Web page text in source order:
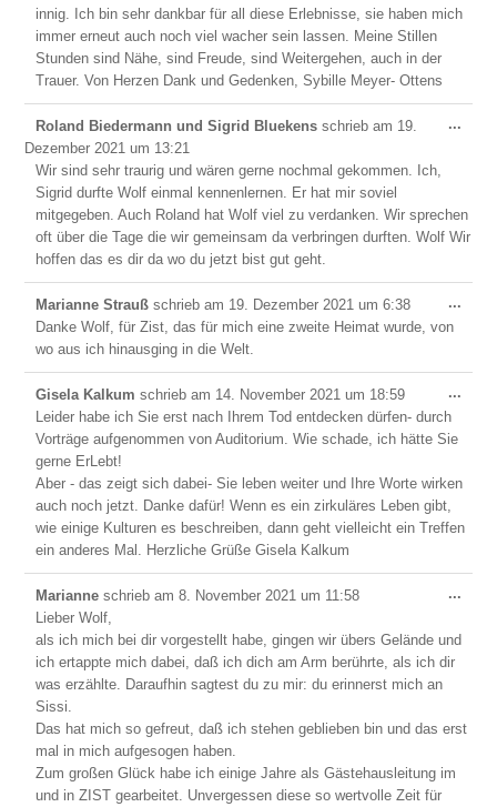
innig. Ich bin sehr dankbar für all diese Erlebnisse, sie haben mich
immer erneut auch noch viel wacher sein lassen. Meine Stillen
Stunden sind Nähe, sind Freude, sind Weitergehen, auch in der
Trauer. Von Herzen Dank und Gedenken, Sybille Meyer- Ottens
Roland Biedermann und Sigrid Bluekensschrieb am 19.
Dezember 2021 um 13:21
Wir sind sehr traurig und wären gerne nochmal gekommen. Ich,
Sigrid durfte Wolf einmal kennenlernen. Er hat mir soviel
mitgegeben. Auch Roland hat Wolf viel zu verdanken. Wir sprechen
oft über die Tage die wir gemeinsam da verbringen durften. Wolf Wir
hoffen das es dir da wo du jetzt bist gut geht.
...
Marianne Straußschrieb am 19. Dezember 2021 um 6:38
Danke Wolf, für Zist, das für mich eine zweite Heimat wurde, von
wo aus ich hinausging in die Welt.
...
Gisela Kalkumschrieb am 14. November 2021 um 18:59
Leider habe ich Sie erst nach Ihrem Tod entdecken dürfen- durch
Vorträge aufgenommen von Auditorium. Wie schade, ich hätte Sie
gerne ErLebt!
Aber - das zeigt sich dabei- Sie leben weiter und Ihre Worte wirken
auch noch jetzt. Danke dafür! Wenn es ein zirkuläres Leben gibt,
wie einige Kulturen es beschreiben, dann geht vielleicht ein Treffen
ein anderes Mal. Herzliche Grüße Gisela Kalkum
...
Marianneschrieb am 8. November 2021 um 11:58
Lieber Wolf,
als ich mich bei dir vorgestellt habe, gingen wir übers Gelände und
ich ertappte mich dabei, daß ich dich am Arm berührte, als ich dir
was erzählte. Daraufhin sagtest du zu mir: du erinnerst mich an
Sissi.
Das hat mich so gefreut, daß ich stehen geblieben bin und das erst
mal in mich aufgesogen haben.
Zum großen Glück habe ich einige Jahre als Gästehausleitung im
und in ZIST gearbeitet. Unvergessen diese so wertvolle Zeit für
...